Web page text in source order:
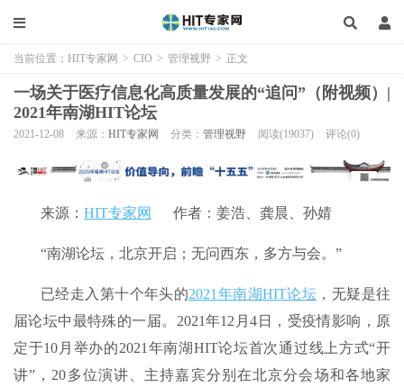
当前位置： HIT专家网 > CIO > 管理视野 > 正文
一场关于医疗信息化高质量发展的“追问”（附视频）|
2021年南湖HIT论坛
2021-12-08 来源： HIT专家网 分类： 管理视野 阅读(19037) 评论(0)
来源： HIT专家网 作者：姜浩、龚晨、孙婧
“南湖论坛，北京开启；无问西东，多方与会。”
已经走入第十个年头的2021年南湖HIT论坛 ，无疑是往
届论坛中最特殊的一届。2021年12月4日，受疫情影响，原
定于10月举办的2021年南湖HIT论坛首次通过线上方式“开
讲”，20多位演讲、主持嘉宾分别在北京分会场和各地家